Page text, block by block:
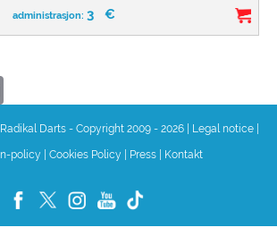
administrasjon: 3 €
Darts - Copyright 2009 - 2026 Legal notice
policy Cookies Policy Press Kontakt